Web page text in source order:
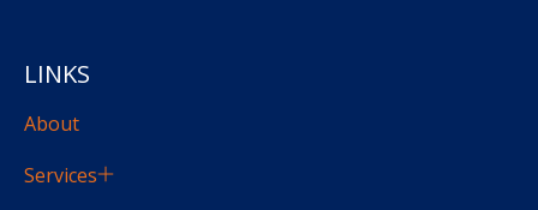
LINKS
About
Services